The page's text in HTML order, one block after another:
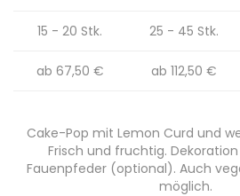
15 - 20 Stk. 25 - 45 Stk.
ab 67,50 € ab 112,50 €
Cake-Pop mit Lemon Curd und
Frisch und fruchtig. Dekoration
Fauenpfeder (optional). Auch
möglich.